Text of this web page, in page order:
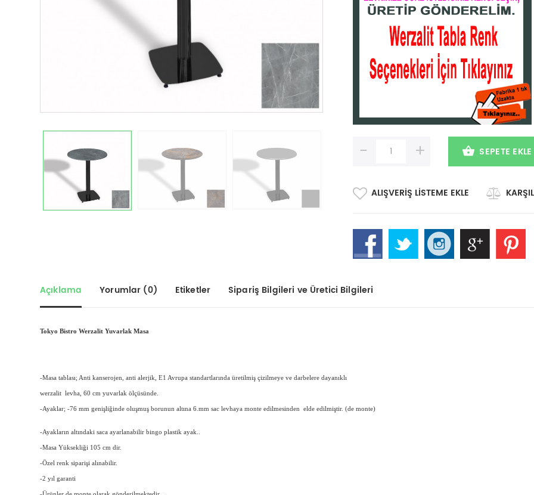
- + SEPETE EKLE
ALIŞVERIŞ LISTEME EKLE
Açıklama Yorumlar (0) Etiketler Sipariş Bilgileri ve Üretici Bilgileri
Tokyo Bistro Werzalit Yuvarlak Masa
-Masa tablası; Anti kanserojen, anti alerjik, E1 Avrupa standartlarında üretilmiş çizilmeye ve darbelere dayanıklı
werzalit levha, 60 cm yuvarlak ölçüsünde.
-Ayaklar; -76 mm genişliğinde oluşmuş borunun altına 6.mm sac levhaya monte edilmesinden elde edilmiştir. (de monte)
-Ayakların altındaki saca ayarlanabilir bingo plastik ayak..
-Masa Yüksekliği 105 cm dir.
-Özel renk siparişi alınabilir.
-2 yıl garanti